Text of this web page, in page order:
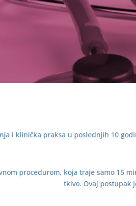
i klinička praksa u poslednjih 10
procedurom, koja traje samo 15
tkivo. Ovaj postupak